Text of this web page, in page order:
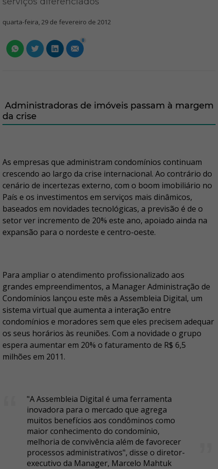
quarta-feira, 29 de fevereiro de 2012
0
Administradoras de imóveis passam à margem
da crise
As empresas que administram condomínios continuam
crescendo ao largo da crise internacional. Ao contrário do
cenário de incertezas externo, com o boom imobiliário no
País e os investimentos em serviços mais dinâmicos,
baseados em novidades tecnológicas, a previsão é de o
setor ver incremento de 20% este ano, apoiado ainda na
expansão para o nordeste e centro-oeste.
Para ampliar o atendimento profissionalizado aos
grandes empreendimentos, a Manager Administração de
Condomínios lançou este mês a Assembleia Digital, um
sistema virtual que aumenta a interação entre
condomínios e moradores sem que eles precisem adequar
os seus horários às reuniões. Com a novidade o grupo
espera aumentar em 20% o faturamento de R$ 6,5
milhões em 2011.
"A Assembleia Digital é uma ferramenta
inovadora para o mercado que agrega
muitos benefícios aos condôminos como
maior conhecimento do condomínio,
melhoria de convivência além de favorecer
processos administrativos", disse o diretor-
executivo da Manager, Marcelo Mahtuk